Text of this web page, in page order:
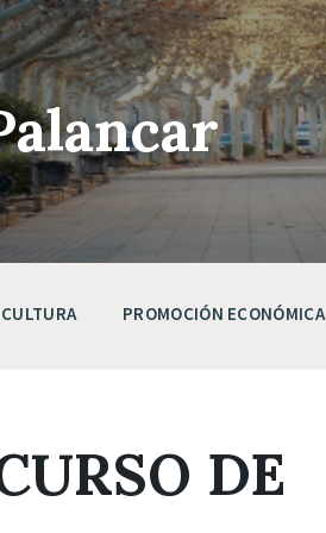
CULTURA PROMOCIÓN ECONÓMICA
DE